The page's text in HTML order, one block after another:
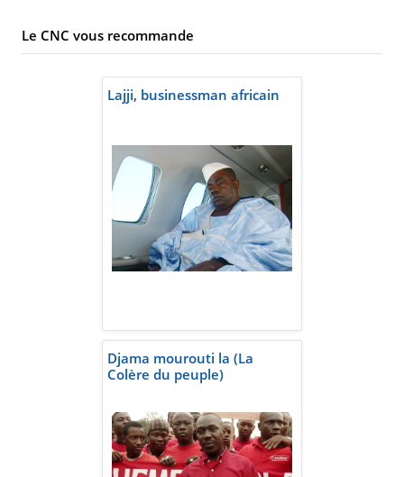
Le CNC vous recommande
Lajji, businessman africain
Djama mourouti la (La
Colère du peuple)